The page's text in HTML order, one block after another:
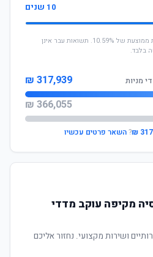
10 שנים
* החישוב מבוסס על תשואה שנתית ממוצעת של 10.59%. תשואות עבר אינן
בלבד.
מניות 317,939 ₪
366,055 ₪
?השאר פרטים עכשיו
מקיפה עוקב מדדי
ושירות מקצועי. נחזור אליכם